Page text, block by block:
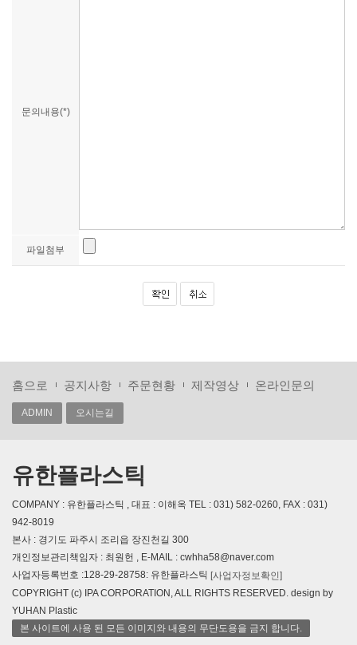
문의내용(*)
파일첨부
홈으로 공지사항 주문현황 제작영상 온라인문의
ADMIN 오시는길
유한플라스틱
COMPANY : 유한플라스틱 , 대표 : 이해옥 TEL : 031) 582-0260, FAX : 031)
942-8019
본사 : 경기도 파주시 조리읍 장진천길 300
개인정보관리책임자 : 최원헌 , E-MAIL : cwhha58@naver.com
사업자등록번호 :128-29-28758: 유한플라스틱 [사업자정보확인]
COPYRIGHT (c) IPA CORPORATION, ALL RIGHTS RESERVED. design by
YUHAN Plastic
본 사이트에 사용 된 모든 이미지와 내용의 무단도용을 금지 합니다.